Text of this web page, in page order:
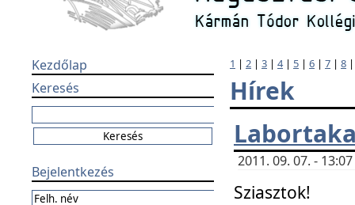
Kezdőlap
Keresés
Bejelentkezés
1 | 2 | 3 | 4| 5 | 6 | 7 | 8
Hírek
2011. 09. 07. -
Sziasztok!